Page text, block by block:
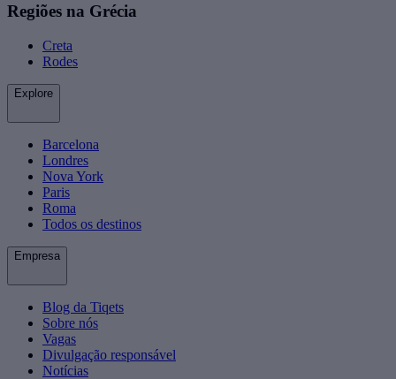
Regiões na Grécia
Creta
Rodes
Explore
Barcelona
Londres
Nova York
Paris
Roma
Todos os destinos
Empresa
Blog da Tiqets
Sobre nós
Vagas
Divulgação responsável
Notícias